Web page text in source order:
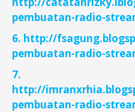
pembuatan-radio-
6. http://
pembuatan-radio-
7.
http://
pembuatan-radio-